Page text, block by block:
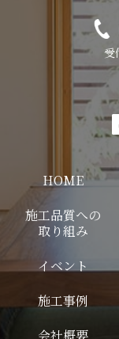
受
HOME
施工品質への
取り組み
イベント
施工事例
会社概要